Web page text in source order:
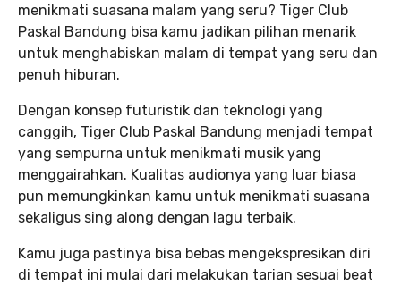
menikmati suasana malam yang seru? Tiger Club
Paskal Bandung bisa kamu jadikan pilihan menarik
untuk menghabiskan malam di tempat yang seru dan
penuh hiburan.
Dengan konsep futuristik dan teknologi yang
canggih, Tiger Club Paskal Bandung menjadi tempat
yang sempurna untuk menikmati musik yang
menggairahkan. Kualitas audionya yang luar biasa
pun memungkinkan kamu untuk menikmati suasana
sekaligus sing along dengan lagu terbaik.
Kamu juga pastinya bisa bebas mengekspresikan diri
di tempat ini mulai dari melakukan tarian sesuai beat